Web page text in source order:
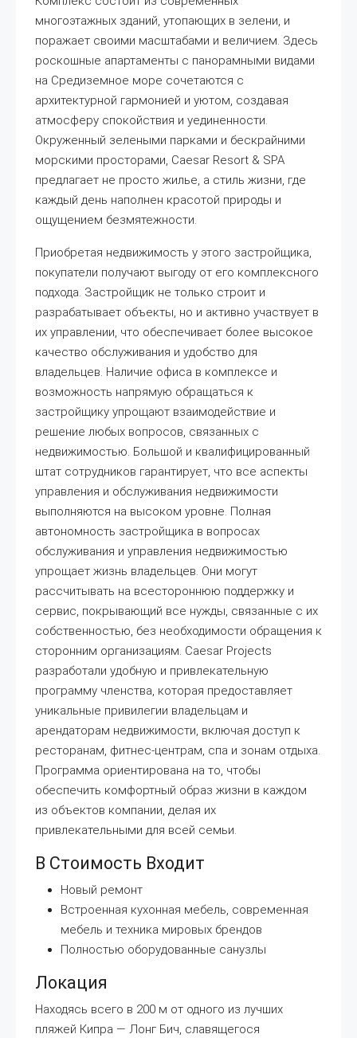
многоэтажных зданий, утопающих в зелени, и
поражает своими масштабами и величием. Здесь
роскошные апартаменты с панорамными видами
на Средиземное море сочетаются с
архитектурной гармонией и уютом, создавая
атмосферу спокойствия и уединенности.
Окруженный зелеными парками и бескрайними
морскими просторами, Caesar Resort & SPA
предлагает не просто жилье, а стиль жизни, где
каждый день наполнен красотой природы и
ощущением безмятежности.
Приобретая недвижимость у этого застройщика,
покупатели получают выгоду от его комплексного
подхода. Застройщик не только строит и
разрабатывает объекты, но и активно участвует в
их управлении, что обеспечивает более высокое
качество обслуживания и удобство для
владельцев. Наличие офиса в комплексе и
возможность напрямую обращаться к
застройщику упрощают взаимодействие и
решение любых вопросов, связанных с
недвижимостью. Большой и квалифицированный
штат сотрудников гарантирует, что все аспекты
управления и обслуживания недвижимости
выполняются на высоком уровне. Полная
автономность застройщика в вопросах
обслуживания и управления недвижимостью
упрощает жизнь владельцев. Они могут
рассчитывать на всестороннюю поддержку и
сервис, покрывающий все нужды, связанные с их
собственностью, без необходимости обращения к
сторонним организациям. Caesar Projects
разработали удобную и привлекательную
программу членства, которая предоставляет
уникальные привилегии владельцам и
арендаторам недвижимости, включая доступ к
ресторанам, фитнес-центрам, спа и зонам отдыха.
Программа ориентирована на то, чтобы
обеспечить комфортный образ жизни в каждом
из объектов компании, делая их
привлекательными для всей семьи.
В Стоимость Входит
Новый ремонт
Встроенная кухонная мебель, современная
мебель и техника мировых брендов
Полностью оборудованные санузлы
Локация
Находясь всего в 200 м от одного из лучших
пляжей Кипра — Лонг Бич, славящегося